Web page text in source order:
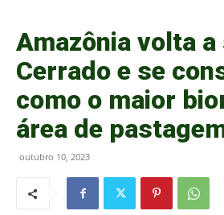
Amazônia volta
Cerrado e se
como o maior
área de
outubro 10, 2023